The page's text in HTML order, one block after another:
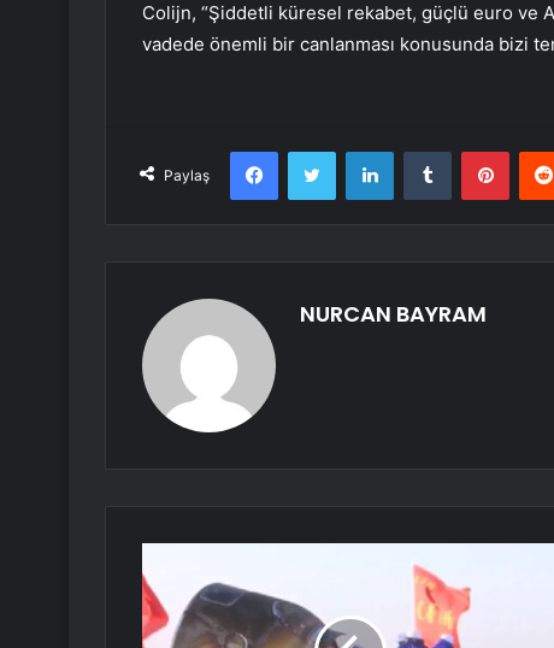
Colijn, “Şiddetli küresel rekabet, güçlü euro ve
vadede önemli bir canlanması konusunda bizi
Paylaş
FacebookTwitter LinkedInTumblr
NURCAN BAYRAM